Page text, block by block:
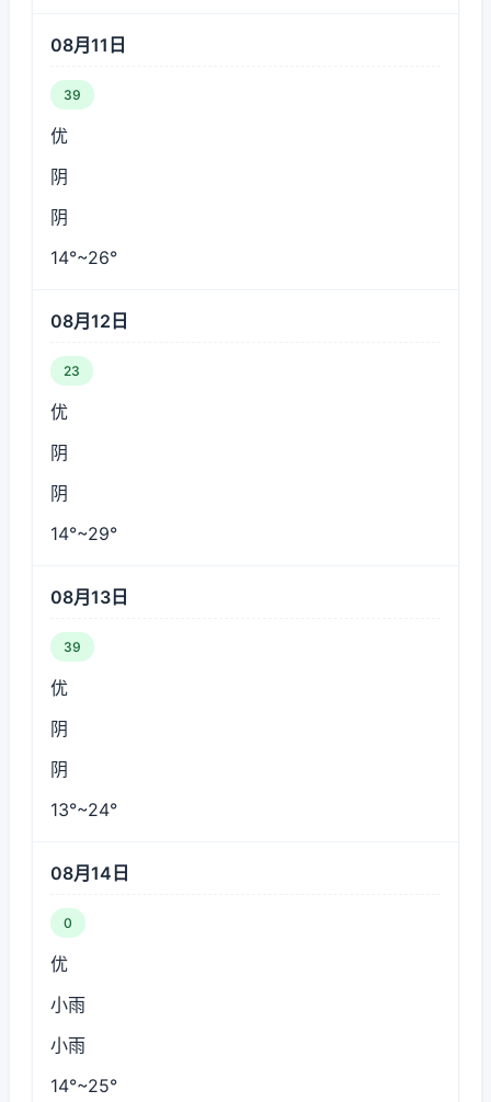
08月11日
39
优
阴
阴
14°~26°
08月12日
23
优
阴
阴
14°~29°
08月13日
39
优
阴
阴
13°~24°
08月14日
0
优
小雨
小雨
14°~25°